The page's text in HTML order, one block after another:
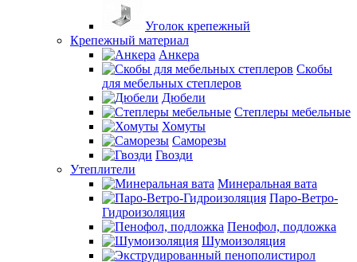
Уголок крепежный
Крепежный материал
Анкера
Скобы
для мебельных степлеров
Дюбели
Степлеры мебельные
Хомуты
Саморезы
Гвозди
Утеплители
Минеральная вата
Паро-Ветро-
Гидроизоляция
Пенофол, подложка
Шумоизоляция